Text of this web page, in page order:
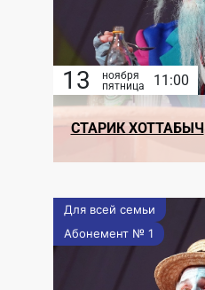
13
ноября
пятница
11:00
СТАРИК ХОТТАБЫЧ
Для всей семьи
Абонемент № 1